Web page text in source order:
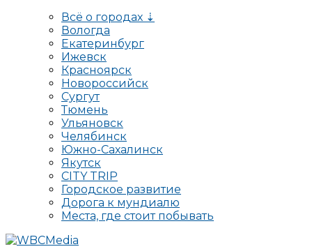
Всё о городах ⇣
Вологда
Екатеринбург
Ижевск
Красноярск
Новороссийск
Сургут
Тюмень
Ульяновск
Челябинск
Южно-Сахалинск
Якутск
CITY TRIP
Городское развитие
Дорога к мундиалю
Места, где стоит побывать